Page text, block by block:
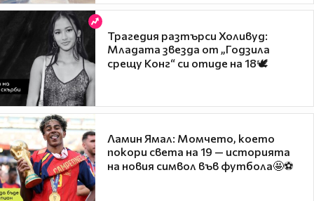
Трагедия разтърси Холивуд:
Младата звезда от „Годзила
срещу Конг“ си отиде на 18🕊️
Ламин Ямал: Момчето, което
покори света на 19 — историята
на новия символ във футбола🤩⚽